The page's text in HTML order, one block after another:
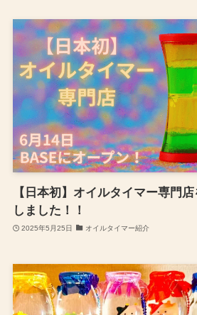
【日本初】オイルタイマー専門
しました！！
2025年5月25日 オイルタイマー紹介